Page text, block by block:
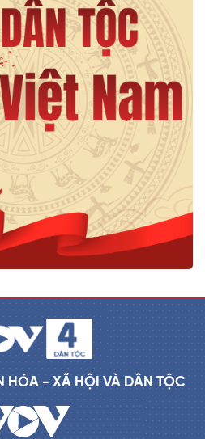
HÓA - XÃ HỘI VÀ DÂN TỘC